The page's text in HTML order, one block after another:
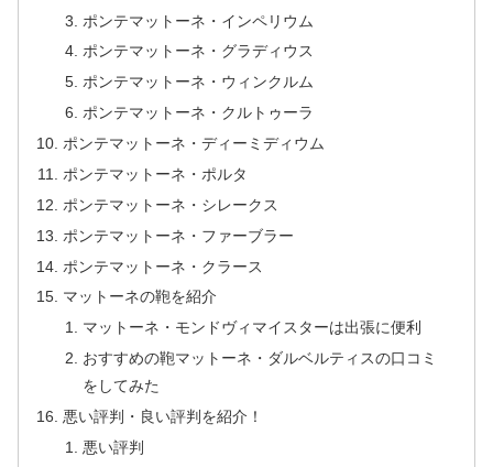
ポンテマットーネ・インペリウム
ポンテマットーネ・グラディウス
ポンテマットーネ・ウィンクルム
ポンテマットーネ・クルトゥーラ
ポンテマットーネ・ディーミディウム
ポンテマットーネ・ポルタ
ポンテマットーネ・シレークス
ポンテマットーネ・ファーブラー
ポンテマットーネ・クラース
マットーネの鞄を紹介
マットーネ・モンドヴィマイスターは出張に便利
おすすめの鞄マットーネ・ダルベルティスの口コミ
をしてみた
悪い評判・良い評判を紹介！
悪い評判